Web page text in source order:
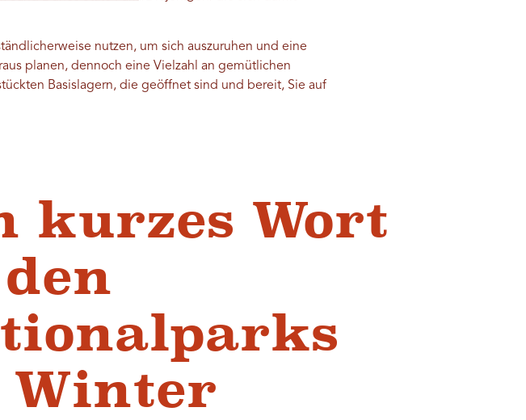
nutzen, um sich auszuruhen und eine
planen, dennoch eine Vielzahl an gemütlichen
Basislagern, die geöffnet sind und bereit, Sie auf
kurzes Wort
Winter